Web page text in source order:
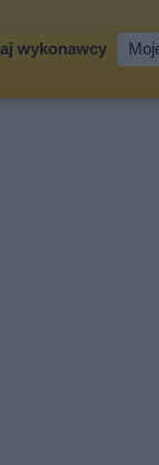
wykonawcy